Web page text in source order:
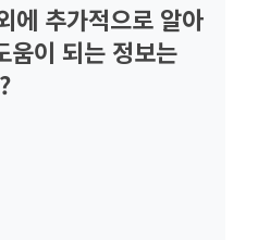
에 추가적으로 알아
움이 되는 정보는